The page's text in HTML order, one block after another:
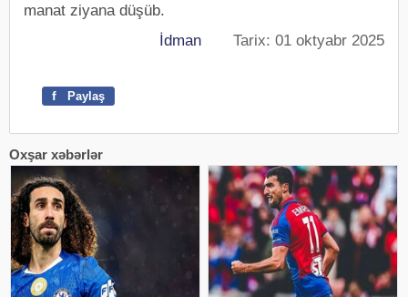
manat ziyana düşüb.
İdman Tarix: 01 oktyabr 2025
f Paylaş
Oxşar xəbərlər